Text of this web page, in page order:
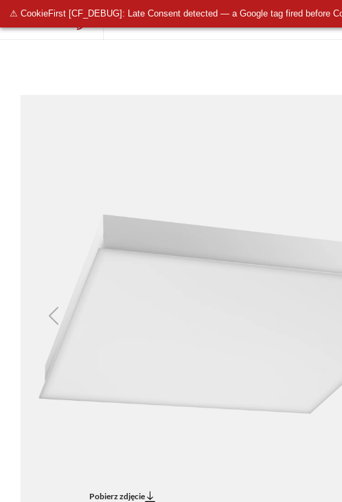
⚠ CookieFirst [CF_DEBUG]: Late Consent detected — a Google tag fired before
OŚWIETLENIE
Previous
Pobierz zdjęcie